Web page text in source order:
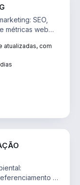
SEO,
métricas web
atualizadas, com
e